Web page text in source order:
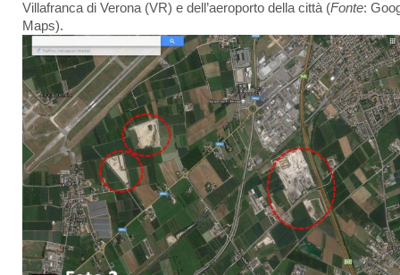
Villafranca di Verona (VR) e dell’aeroporto della città (Fonte:
Maps).